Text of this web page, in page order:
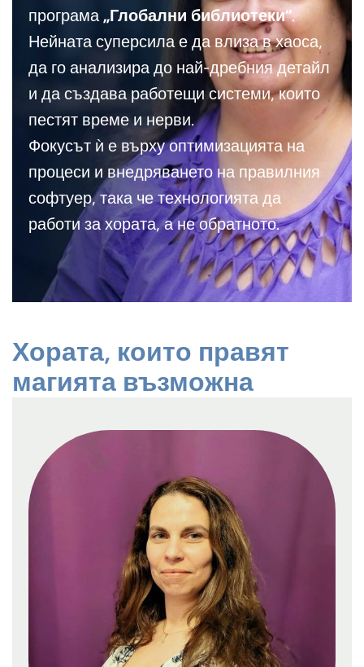
програма „Глобални библиотеки“.
Нейната суперсила е да влиза в хаоса,
да го анализира до най-дребния детайл
и да създава работещи системи, които
пестят време и нерви.
Фокусът ѝ е върху оптимизацията на
процеси и внедряването на правилния
софтуер, така че технологията да
работи за хората, а не обратното.
Хората, които правят
магията възможна